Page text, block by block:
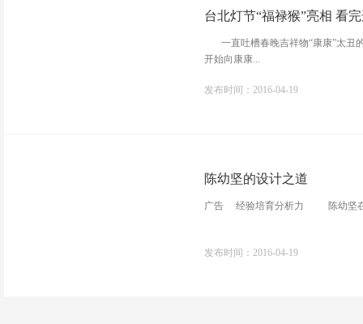
台北灯节“福禄猴”亮相 看
一直吐槽春晚吉祥物“康康”太丑
开始向康康...
发布时间：2016-04-19
陈幼坚的设计之道
广告 经验培育分析力 陈幼坚在
发布时间：2016-04-19